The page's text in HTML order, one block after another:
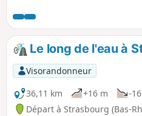
Le long de l'eau à
Visorandonneur
36,11 km
+16 m -
Départ à Strasbourg (Bas-